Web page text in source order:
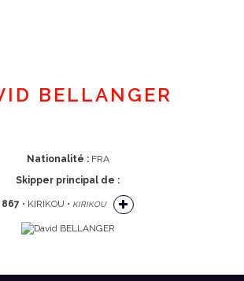
BELLANGER
Nationalité :FRA
Skipper principal de :
867 • KIRIKOU • KIRIKOU